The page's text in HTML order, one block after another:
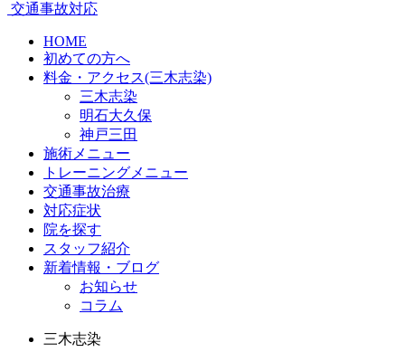
交通事故対応
HOME
初めての方へ
料金・アクセス(三木志染)
三木志染
明石大久保
神戸三田
施術メニュー
トレーニングメニュー
交通事故治療
対応症状
院を探す
スタッフ紹介
新着情報・ブログ
お知らせ
コラム
三木志染